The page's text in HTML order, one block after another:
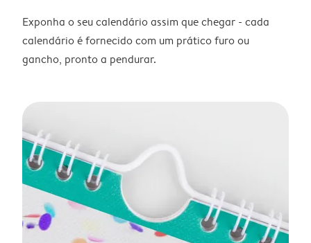
Exponha o seu calendário assim que chegar - cada
calendário é fornecido com um prático furo ou
gancho, pronto a pendurar.